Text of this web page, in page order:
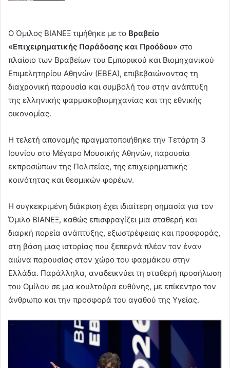
Ο Όμιλος ΒΙΑΝΕΞ τιμήθηκε με το Βραβείο
«Επιχειρηματικής Παράδοσης και Προόδου» στο
πλαίσιο των Βραβείων του Εμπορικού και Βιομηχανικού
Επιμελητηρίου Αθηνών (ΕΒΕΑ), επιβεβαιώνοντας τη
διαχρονική παρουσία και συμβολή του στην ανάπτυξη
της ελληνικής φαρμακοβιομηχανίας και της εθνικής
οικονομίας.
Η τελετή απονομής πραγματοποιήθηκε την Τετάρτη 3
Ιουνίου στο Μέγαρο Μουσικής Αθηνών, παρουσία
εκπροσώπων της Πολιτείας, της επιχειρηματικής
κοινότητας και θεσμικών φορέων.
Η συγκεκριμένη διάκριση έχει ιδιαίτερη σημασία για τον
Όμιλο ΒΙΑΝΕΞ, καθώς επισφραγίζει μια σταθερή και
διαρκή πορεία ανάπτυξης, εξωστρέφειας και προσφοράς,
στη βάση μιας ιστορίας που ξεπερνά πλέον τον έναν
αιώνα παρουσίας στον χώρο του φαρμάκου στην
Ελλάδα. Παράλληλα, αναδεικνύει τη σταθερή προσήλωση
του Ομίλου σε μια κουλτούρα ευθύνης, με επίκεντρο τον
άνθρωπο και την προσφορά του αγαθού της Υγείας.